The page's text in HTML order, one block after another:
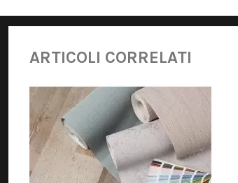
ARTICOLI CORRELATI